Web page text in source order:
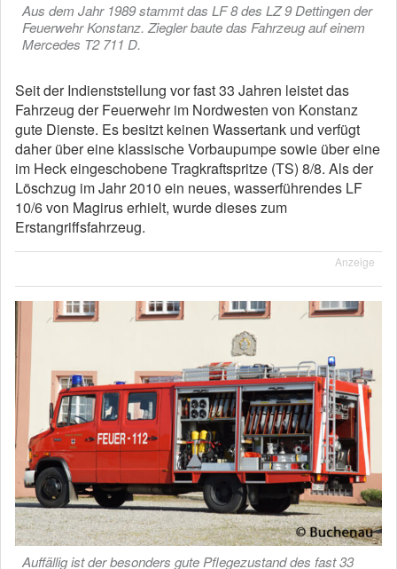
Aus dem Jahr 1989 stammt das LF 8 des LZ 9 Dettingen der
Feuerwehr Konstanz. Ziegler baute das Fahrzeug auf einem
Mercedes T2 711 D.
Seit der Indienststellung vor fast 33 Jahren leistet das
Fahrzeug der Feuerwehr im Nordwesten von Konstanz
gute Dienste. Es besitzt keinen Wassertank und verfügt
daher über eine klassische Vorbaupumpe sowie über eine
im Heck eingeschobene Tragkraftspritze (TS) 8/8. Als der
Löschzug im Jahr 2010 ein neues, wasserführendes LF
10/6 von Magirus erhielt, wurde dieses zum
Erstangriffsfahrzeug.
Anzeige
Auffällig ist der besonders gute Pflegezustand des fast 33